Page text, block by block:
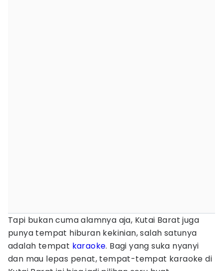
Tapi bukan cuma alamnya aja, Kutai Barat juga
punya tempat hiburan kekinian, salah satunya
adalah tempat karaoke. Bagi yang suka nyanyi
dan mau lepas penat, tempat-tempat karaoke di